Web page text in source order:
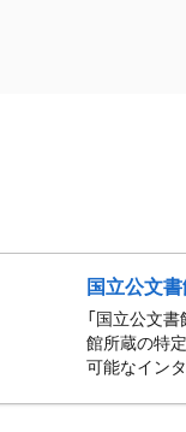
国立公文
「国立公文書
館所蔵の特
可能なイン